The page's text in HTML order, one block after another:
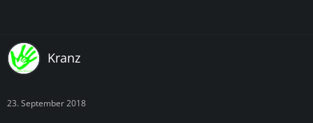
Kranz
23. September 2018